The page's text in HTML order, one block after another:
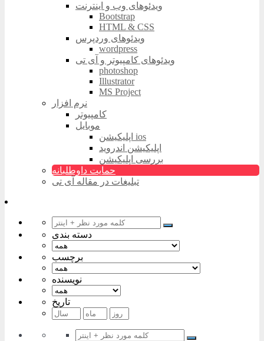
ویدئوهای وب و اینترنت
Bootstrap
HTML & CSS
ویدئوهای وردپرس
wordpress
ویدئوهای کامپیوتر و آی تی
photoshop
Illustrator
MS Project
نرم افزار
کامپیوتر
موبایل
اپلیکیشن ios
اپلیکیشن اندروید
بررسی اپلیکیشن
حمایت داوطلبانه
تبلیغات در مقاله آی تی
دسته بندی
برچسب
نویسنده
تاریخ